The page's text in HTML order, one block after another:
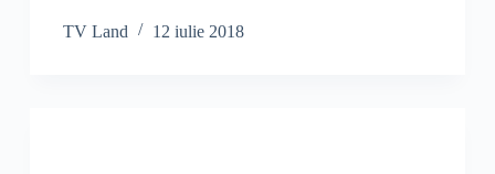
TV Land 12 iulie 2018